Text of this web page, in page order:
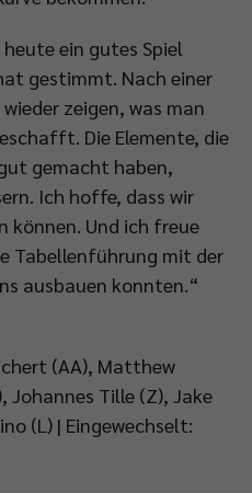
ein gutes Spiel
gestimmt. Nach einer
zeigen, was man
Die Elemente, die
gemacht haben,
Ich hoffe, dass wir
können. Und ich freue
Tabellenführung mit der
ausbauen konnten.“
(AA), Matthew
Johannes Tille (Z), Jake
(L) | Eingewechselt: